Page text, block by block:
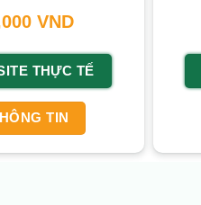
VND
THỰC TẾ
TIN